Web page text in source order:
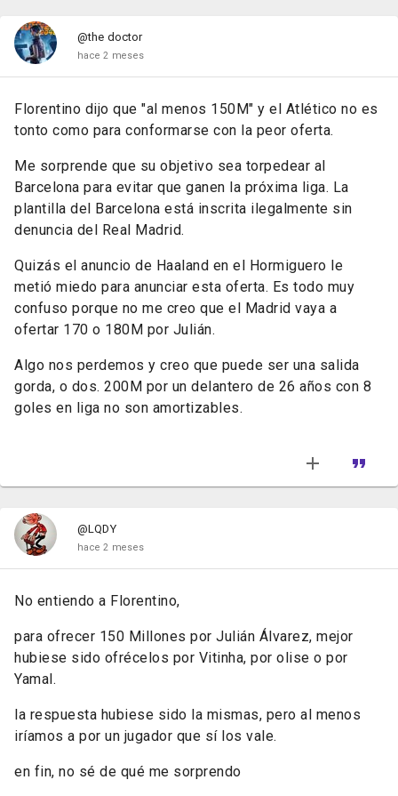
@the doctor
hace 2 meses
Florentino dijo que "al menos 150M" y el Atlético no es
tonto como para conformarse con la peor oferta.
Me sorprende que su objetivo sea torpedear al
Barcelona para evitar que ganen la próxima liga. La
plantilla del Barcelona está inscrita ilegalmente sin
denuncia del Real Madrid.
Quizás el anuncio de Haaland en el Hormiguero le
metió miedo para anunciar esta oferta. Es todo muy
confuso porque no me creo que el Madrid vaya a
ofertar 170 o 180M por Julián.
Algo nos perdemos y creo que puede ser una salida
gorda, o dos. 200M por un delantero de 26 años con 8
goles en liga no son amortizables.
@LQDY
hace 2 meses
No entiendo a Florentino,
para ofrecer 150 Millones por Julián Álvarez, mejor
hubiese sido ofrécelos por Vitinha, por olise o por
Yamal.
la respuesta hubiese sido la mismas, pero al menos
iríamos a por un jugador que sí los vale.
en fin, no sé de qué me sorprendo